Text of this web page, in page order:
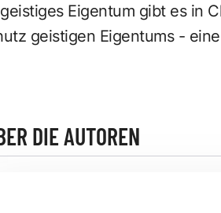
Eigentum gibt es in
geistigen Eigentums -
DIE AUTOREN